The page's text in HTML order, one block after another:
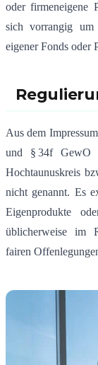
oder firmeneigene
sich vorrangig um
eigener Fonds oder
Aus dem
und § 34f GewO
Hochtaunuskreis
nicht genannt. Es
Eigenprodukte
üblicherweise im
fairen